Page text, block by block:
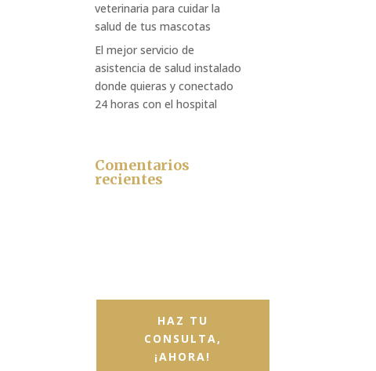
veterinaria para cuidar la
salud de tus mascotas
El mejor servicio de
asistencia de salud instalado
donde quieras y conectado
24 horas con el hospital
Comentarios
recientes
HAZ TU
CONSULTA,
¡AHORA!